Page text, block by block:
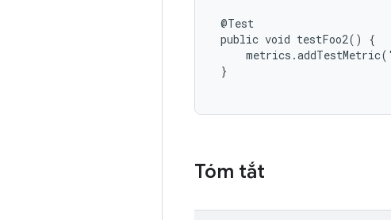
@Test
public void testFoo2() {
}
Tóm tắt